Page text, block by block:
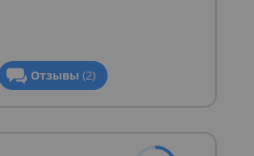
Отзывы (2)